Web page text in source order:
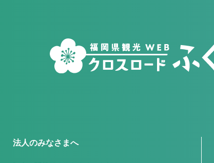
法人のみなさまへ